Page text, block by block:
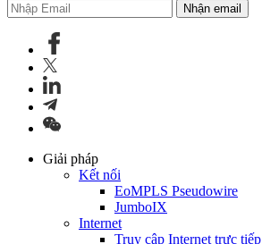
Nhận email
Giải pháp
Kết nối
EoMPLS Pseudowire
JumboIX
Internet
Truy cập Internet trực tiếp